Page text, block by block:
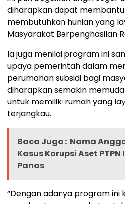
diharapkan dapat
membutuhkan hunian yang
Masyarakat Berpenghasilan
Ia juga menilai program ini
upaya pemerintah dalam
perumahan subsidi bagi
diharapkan semakin
untuk memiliki rumah yang
terjangkau.
Baca Juga : Nama
Kasus Korupsi Aset
Panas
“Dengan adanya program